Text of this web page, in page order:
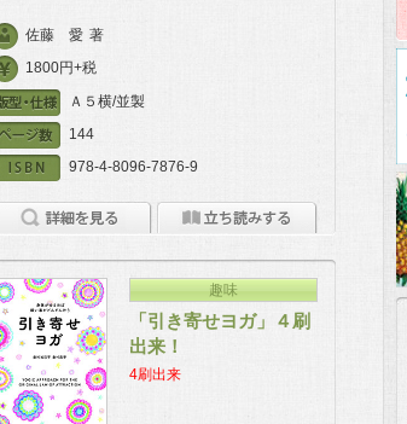
佐藤 愛 著
1800円+税
Ａ５横/並製
144
978-4-8096-7876-9
趣味
「引き寄せヨガ」４刷
出来！
4刷出来